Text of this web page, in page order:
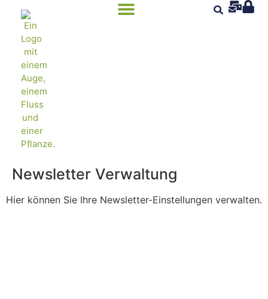
Newsletter Verwaltung
Hier können Sie Ihre Newsletter-Einstellungen verwalten.